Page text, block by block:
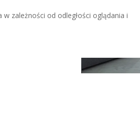
zależności od odległości oglądania i